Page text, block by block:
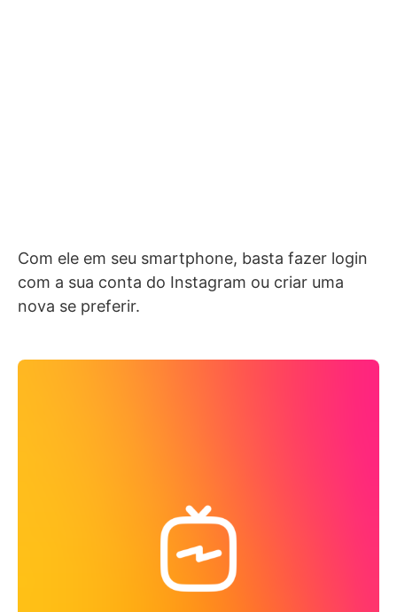
Com ele em seu smartphone, basta fazer login
com a sua conta do Instagram ou criar uma
nova se preferir.